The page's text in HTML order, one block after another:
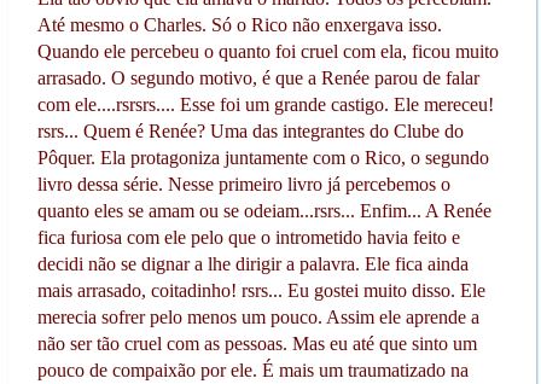
Até mesmo o Charles. Só o Rico não enxergava isso.
Quando ele percebeu o quanto foi cruel com ela, ficou muito
arrasado. O segundo motivo, é que a Renée parou de falar
com ele....rsrsrs.... Esse foi um grande castigo. Ele mereceu!
rsrs... Quem é Renée? Uma das integrantes do Clube do
Pôquer. Ela protagoniza juntamente com o Rico, o segundo
livro dessa série. Nesse primeiro livro já percebemos o
quanto eles se amam ou se odeiam...rsrs... Enfim... A Renée
fica furiosa com ele pelo que o intrometido havia feito e
decidi não se dignar a lhe dirigir a palavra. Ele fica ainda
mais arrasado, coitadinho! rsrs... Eu gostei muito disso. Ele
merecia sofrer pelo menos um pouco. Assim ele aprende a
não ser tão cruel com as pessoas. Mas eu até que sinto um
pouco de compaixão por ele. É mais um traumatizado na